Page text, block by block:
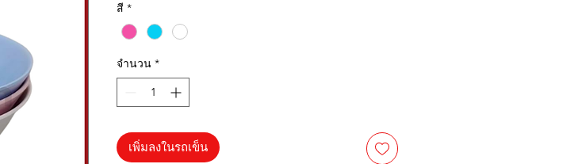
สี *
จำนวน *
เพิ่มลงในรถเข็น